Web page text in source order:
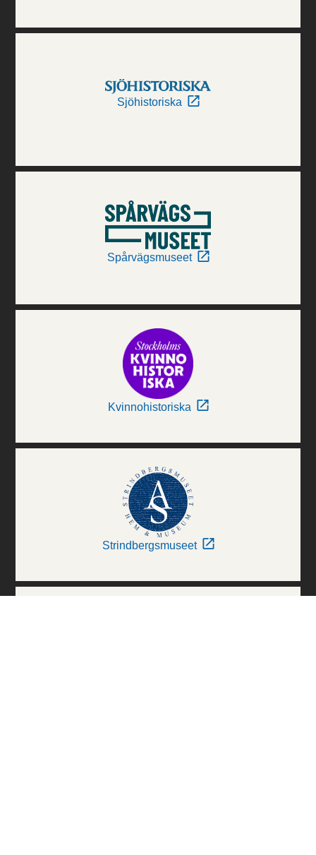
Sjöhistoriska
Spårvägsmuseet
Kvinnohistoriska
Strindbergsmuseet